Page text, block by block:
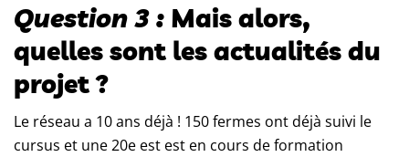
Question 3 : Mais alors,
quelles sont les actualités du
projet ?
Le réseau a 10 ans déjà ! 150 fermes ont déjà suivi le
cursus et une 20e est est en cours de formation